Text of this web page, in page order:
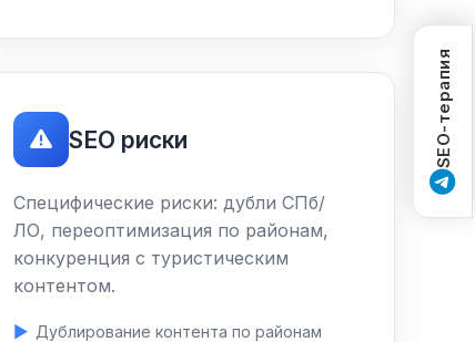
SEO риски
Специфические риски: дубли СПб/
ЛО, переоптимизация по районам,
конкуренция с туристическим
контентом.
Дублирование контента по районам
SEO-терапия